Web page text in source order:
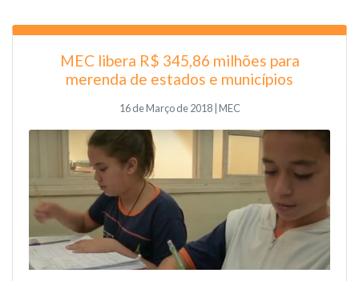
MEC libera R$ 345,86 milhões para
merenda de estados e municípios
16 de Março de 2018 | MEC